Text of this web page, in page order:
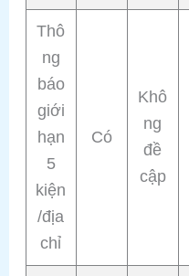
Thô
ng
báo
giới
hạn
5
kiện
/địa
chỉ
Có
Khô
ng
đề
cập